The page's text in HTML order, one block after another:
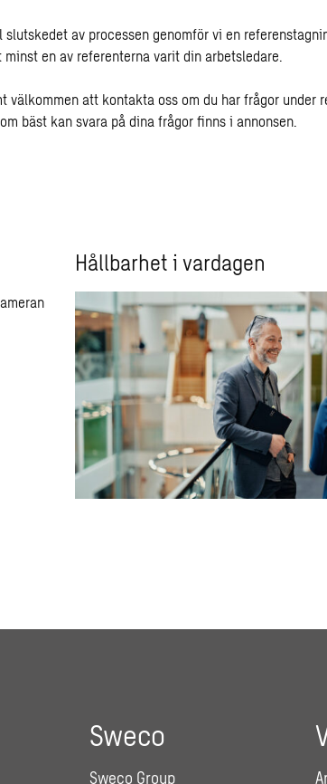
slutskedet av processen genomför vi en
en av referenterna varit din arbetsledare.
välkommen att kontakta oss om du har frågor under
bäst kan svara på dina frågor finns i annonsen.
Hållbarhet i vardagen
Sweco
Sweco Group